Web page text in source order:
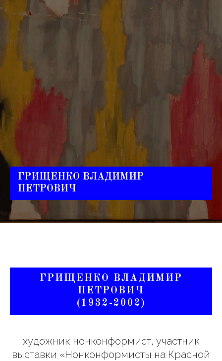
ГРИЩЕНКО ВЛАДИМИР
ПЕТРОВИЧ
ГРИЩЕНКО ВЛАДИМИР
ПЕТРОВИЧ
(1932-2002)
художник нонконформист, участник
выставки «Нонконформисты на Красной